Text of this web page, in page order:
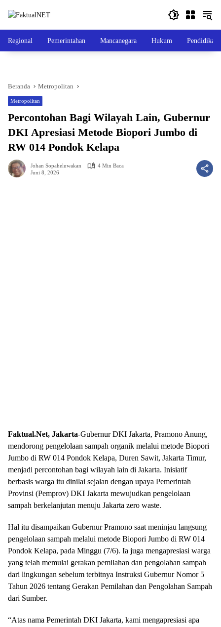
Regional Pemerintahan Mancanegara Hukum Pendidikan
Beranda Metropolitan
Metropolitan
Percontohan Bagi Wilayah Lain, Gubernur
DKI Apresiasi Metode Biopori Jumbo di
RW 014 Pondok Kelapa
Johan Sopaheluwakan
4 Min Baca
Juni 8, 2026
Faktual.Net, Jakarta-Gubernur DKI Jakarta, Pramono Anung,
mendorong pengelolaan sampah organik melalui metode Biopori
Jumbo di RW 014 Pondok Kelapa, Duren Sawit, Jakarta Timur,
menjadi percontohan bagi wilayah lain di Jakarta. Inisiatif
berbasis warga itu dinilai sejalan dengan upaya Pemerintah
Provinsi (Pemprov) DKI Jakarta mewujudkan pengelolaan
sampah berkelanjutan menuju Jakarta zero waste.
Hal itu disampaikan Gubernur Pramono saat meninjau langsung
pengelolaan sampah melalui metode Biopori Jumbo di RW 014
Pondok Kelapa, pada Minggu (7/6). Ia juga mengapresiasi warga
yang telah memulai gerakan pemilahan dan pengolahan sampah
dari lingkungan sebelum terbitnya Instruksi Gubernur Nomor 5
Tahun 2026 tentang Gerakan Pemilahan dan Pengolahan Sampah
dari Sumber.
“Atas nama Pemerintah DKI Jakarta, kami mengapresiasi apa